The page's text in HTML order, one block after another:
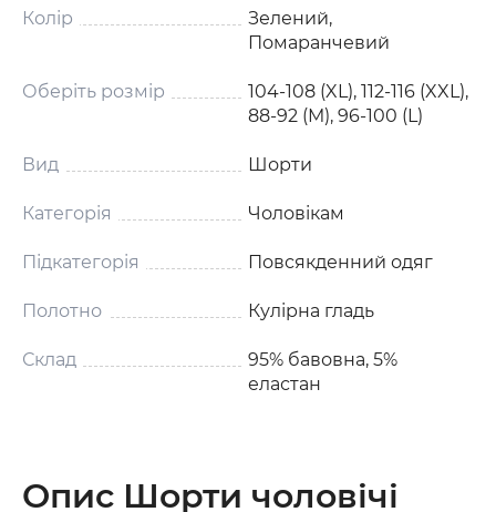
Колір
Зелений,
Помаранчевий
Оберіть розмір
104-108 (XL), 112-116 (XXL),
88-92 (M), 96-100 (L)
Вид Шорти
Категорія Чоловікам
Підкатегорія Повсякденний одяг
Полотно Кулірна гладь
Склад
95% бавовна, 5%
еластан
Опис Шорти чоловічі